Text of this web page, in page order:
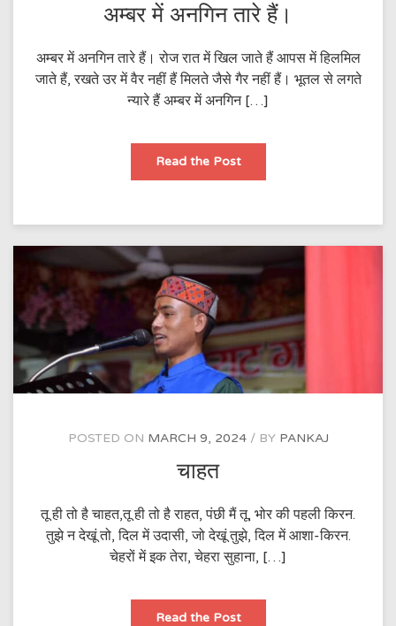
अम्बर में अनगिन तारे हैं।
अम्बर में अनगिन तारे हैं। रोज रात में खिल जाते हैं आपस में हिलमिल
जाते हैं, रखते उर में वैर नहीं हैं मिलते जैसे गैर नहीं हैं। भूतल से लगते
न्यारे हैं अम्बर में अनगिन […]
Read the Postअम्बर
अनगिन
POSTED ON MARCH 9, 2024 BY PANKAJ
चाहत
तू ही तो है चाहत,तू ही तो है राहत, पंछी मैं तू, भोर की पहली किरन.
तुझे न देखूं तो, दिल में उदासी, जो देखूं तुझे, दिल में आशा-किरन.
चेहरों में इक तेरा, चेहरा सुहाना, […]
Read the Postचाहत